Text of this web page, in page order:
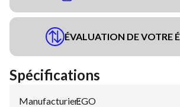
ÉVALUATION DE VOTRE
Spécifications
Manufacturier:
EGO